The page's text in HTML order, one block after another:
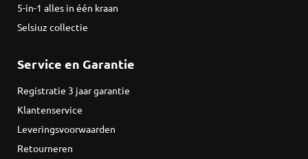
5-in-1 alles in één kraan
Selsiuz collectie
Service en Garantie
Registratie 3 jaar garantie
Klantenservice
Leveringsvoorwaarden
Retourneren